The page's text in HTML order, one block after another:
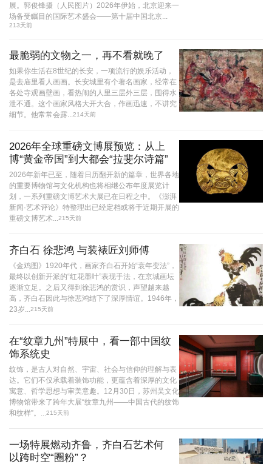
展。郭俊锋摄（人民图片）2026年伊始，北京迎来一
场备受瞩目的国际艺术盛会——第十届中国北京...
213天前
最脆弱的文物之一，再不看就晚了
如果你生活在8世纪的长安，一项流行的娱乐活动，
是去庙里看人画画。长安城里有个著名画家，经常在
各处寺观画壁画，看热闹的人里三层外三层，围得水
泄不通。这个画家风格大开大合，作画迅速，不讲究
细节。他常常会露...
214天前
2026年全球重磅文博展预览：从上
博“黄金帝国”到大都会“拉斐尔诗篇”
2026年新年已至，随着日历翻开新的篇章，世界各地
的重要博物馆与文化机构也将相继公布年度展览计
划，一系列重磅文博艺术大展已在日程之中。《澎湃
新闻·艺术评论》特整理出已经定档或将于近期开展的
重磅文博艺术...
215天前
齐白石 徐悲鸿 与装裱匠刘师傅
《金鸡图》1920年代，画家齐白石开始“衰年变法”，
最终以创新开派的“红花墨叶”表现手法，在京城画坛
逐渐立足。之后又得到徐悲鸿的赏识，声望越来越
高，齐白石因此与徐悲鸿结下了深厚情谊。1946年，
23岁...
215天前
在“纹章九州”特展中，看一部中国纹
饰系统史
纹饰，是古人对自然、宇宙、社会与信仰的理解与表
达。它们不仅承载着装饰功能，更蕴含着深厚的文化
寓意、哲学思想与审美意趣。12月30日，苏州吴文化
博物馆带来了跨年大展“纹章九州——中国古代的纹饰
和纹样”。...
215天前
一场特展燃动齐鲁，齐白石艺术何
以跨时空“圈粉”？